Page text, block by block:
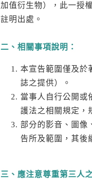
加值衍生物），此一授
註明出處。
二、相關事項說明：
本宣告範圍僅及於
誌之提供）。
當事人自行公開或
護法之相關規定，
部分的影音、圖像
告所及範圍，其後
三、應注意尊重第三人